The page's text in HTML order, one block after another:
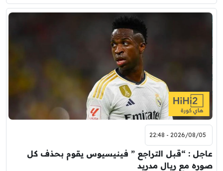
2026/08/05 - 22:48
عاجل : “قبل التراجع ” فينيسيوس يقوم بحذف كل
صوره مع ريال مدريد